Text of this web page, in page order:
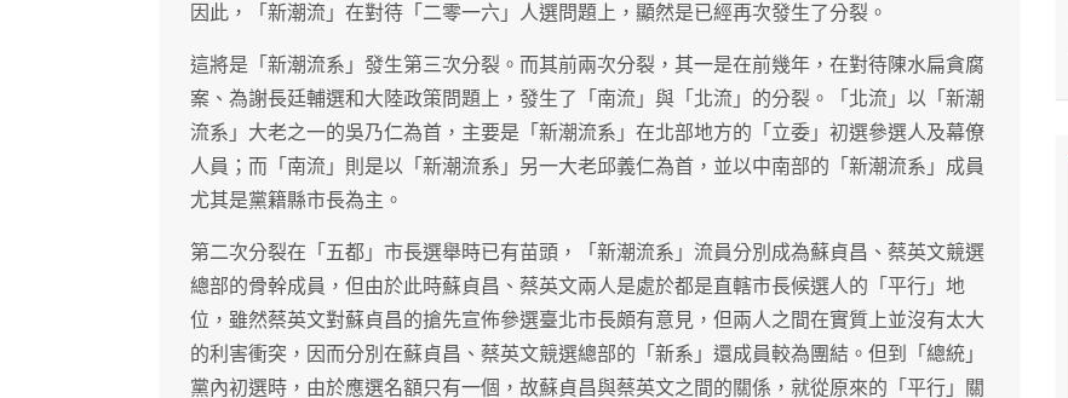
因此，「新潮流」在對待「二零一六」人選問題上，顯然是已經再次發生了分裂。
這將是「新潮流系」發生第三次分裂。而其前兩次分裂，其一是在前幾年，在對待陳水扁貪腐
案、為謝長廷輔選和大陸政策問題上，發生了「南流」與「北流」的分裂。「北流」以「新潮
流系」大老之一的吳乃仁為首，主要是「新潮流系」在北部地方的「立委」初選參選人及幕僚
人員；而「南流」則是以「新潮流系」另一大老邱義仁為首，並以中南部的「新潮流系」成員
尤其是黨籍縣市長為主。
第二次分裂在「五都」市長選舉時已有苗頭，「新潮流系」流員分別成為蘇貞昌、蔡英文競選
總部的骨幹成員，但由於此時蘇貞昌、蔡英文兩人是處於都是直轄市長候選人的「平行」地
位，雖然蔡英文對蘇貞昌的搶先宣佈參選臺北市長頗有意見，但兩人之間在實質上並沒有太大
的利害衝突，因而分別在蘇貞昌、蔡英文競選總部的「新系」還成員較為團結。但到「總統」
黨內初選時，由於應選名額只有一個，故蘇貞昌與蔡英文之間的關係，就從原來的「平行」關